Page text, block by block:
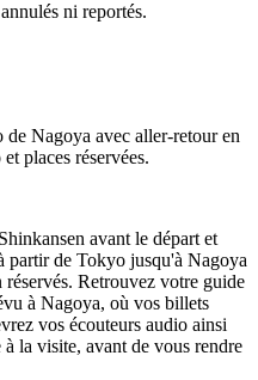
ni reportés.
Nagoya avec aller-retour en
places réservées.
avant le départ et
partir de Tokyo jusqu'à Nagoya
Retrouvez votre guide
à Nagoya, où vos billets
vos écouteurs audio ainsi
la visite, avant de vous rendre